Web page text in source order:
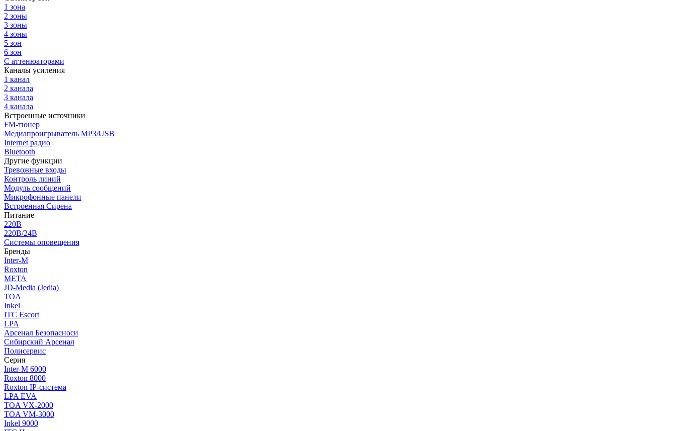
1 зона
2 зоны
3 зоны
4 зоны
5 зон
6 зон
С аттенюаторами
Каналы усиления
1 канал
2 канала
3 канала
4 канала
Встроенные источники
FM-тюнер
Медиапроигрыватель MP3/USB
Internet радио
Bluetooth
Другие функции
Тревожные входы
Контроль линий
Модуль сообщений
Микрофонные панели
Встроенная Сирена
Питание
220В
220В/24В
Системы оповещения
Бренды
Inter-M
Roxton
МЕТА
JD-Media (Jedia)
TOA
Inkel
ITC Escort
LPA
Арсенал Безопасноси
Сибирский Арсенал
Полисервис
Серия
Inter-M 6000
Roxton 8000
Roxton IP-система
LPA EVA
TOA VX-2000
TOA VM-3000
Inkel 9000